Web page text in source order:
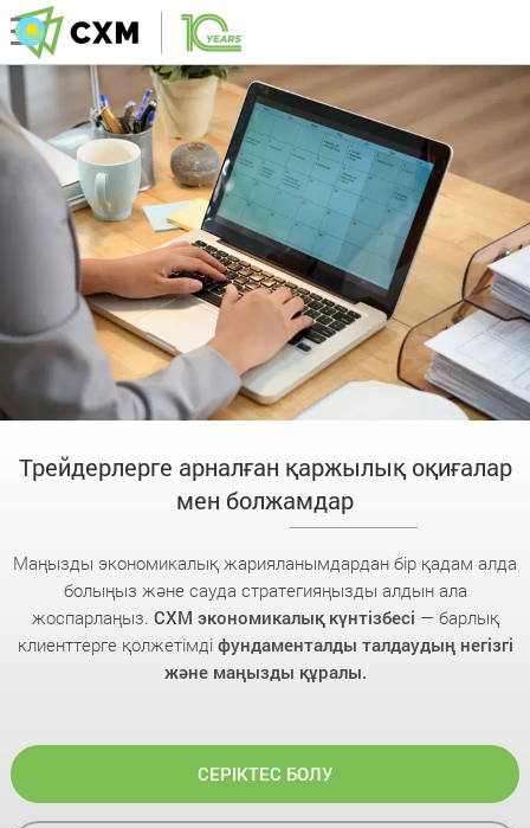
Трейдерлерге арналған қаржылық оқиғалар
мен болжамдар
Маңызды экономикалық жарияланымдардан бір қадам алда
болыңыз және сауда стратегияңызды алдын ала
жоспарлаңыз. CXM экономикалық күнтізбесі — барлық
клиенттерге қолжетімді фундаменталды талдаудың негізгі
және маңызды құралы.
СЕРІКТЕС БОЛУ